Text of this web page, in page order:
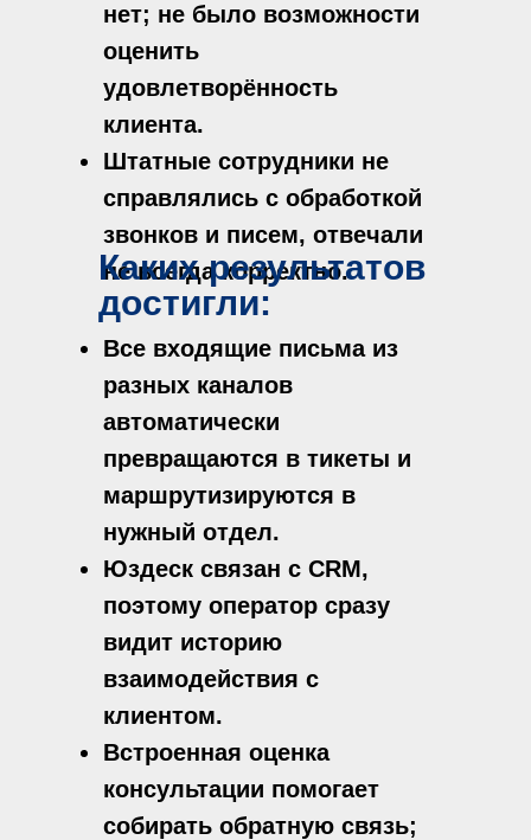
нет; не было возможности
оценить
удовлетворённость
клиента.
Штатные сотрудники не
справлялись с обработкой
звонков и писем, отвечали
не всегда корректно.
Все входящие письма из
разных каналов
автоматически
превращаются в тикеты и
маршрутизируются в
нужный отдел.
Юздеск связан с CRM,
поэтому оператор сразу
видит историю
взаимодействия с
клиентом.
Встроенная оценка
консультации помогает
собирать обратную связь;
Каких результатов
достигли: